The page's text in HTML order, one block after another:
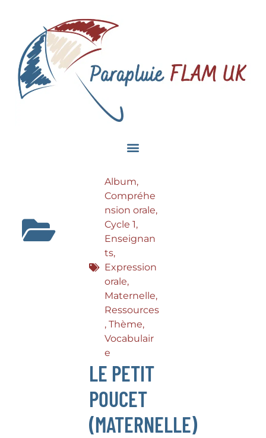
Album,
Compréhe
nsion orale,
Cycle 1,
Enseignan
ts,
Expression
orale,
Maternelle,
Ressources
,Thème,
Vocabulair
e
LE PETIT
POUCET
(MATERNELLE)